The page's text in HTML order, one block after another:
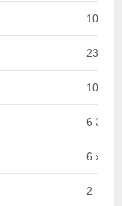
10-
23.1
100 l
6 300
6 x
2